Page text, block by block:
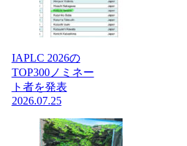
IAPLC 2026の
TOP300ノミネー
ト者を発表
2026.07.25